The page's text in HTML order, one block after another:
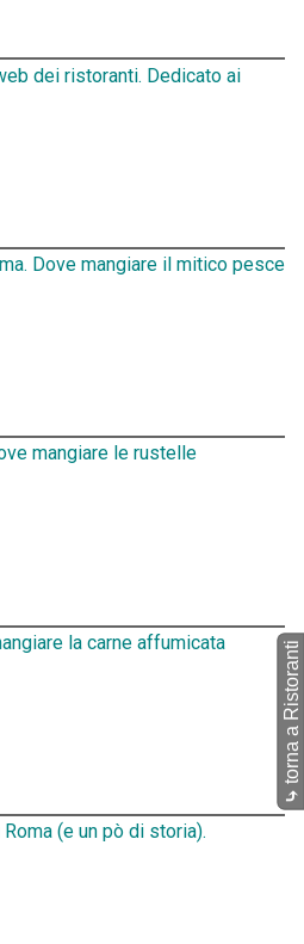
dei ristoranti. Dedicato ai
Dove mangiare il mitico pesce
mangiare le rustelle
la carne affumicata
(e un pò di storia).
⤷
torna a Ristoranti